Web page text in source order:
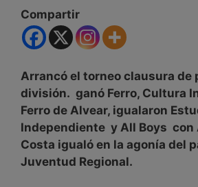
Compartir
Arrancó el torneo clausura de
división. ganó Ferro, Cultura
Ferro de Alvear, igualaron
Independiente y All Boys con
Costa igualó en la agonía del
Juventud Regional.